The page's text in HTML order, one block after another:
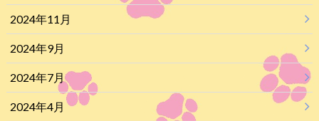
2024年11月
2024年9月
2024年7月
2024年4月